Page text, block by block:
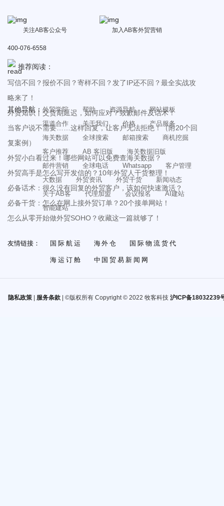
关注AB客公众号 加入AB客外贸营销
400-076-6558
推荐阅读：
写信不回？报价不回？寄样不回？发了IP还不回？最全实战攻
略来了！
外贸知识丨交货期延迟，如何应对？致歉邮件及话术！
当客户说不需要……这样回复，让客户无法拒绝！（附20个回
复案例）
外贸小白看过来！哪些网站可以免费查海关数据？
外贸高手是怎么写开发信的？10年外贸人干货整理！
必备话术：很久没有回复的外贸客户，该如何快速激活？
必备干货：怎么在网上接外贸订单？20个接单网站！
怎么从零开始做外贸SOHO？收藏这一篇就够了！
其他导航： 外贸学院 帮助 资源导航
网站模板
渠道合作
关于我们 价格
产品服务
海关数据
全球搜索 邮箱搜索
商机挖掘
客户推荐
AB 客旧版
海关数据旧版
邮件营销
全球电话 Whatsapp
客户管理
大数据
外贸资讯 外贸干货
新闻动态
关于AB客
代理加盟 会议报名
AI建站
智能建站
友情链接： 国际航运 海外仓 国际物流货代
海运订舱 中国贸易新闻网
隐私政策| 服务条款| ©版权所有 Copyright © 2022 牧客科技 沪ICP备18032239